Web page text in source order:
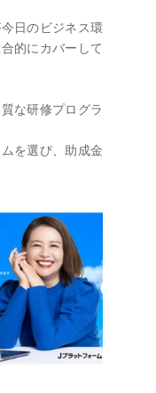
日のビジネス環
的にカバーして
な研修プログラ
を選び、助成金